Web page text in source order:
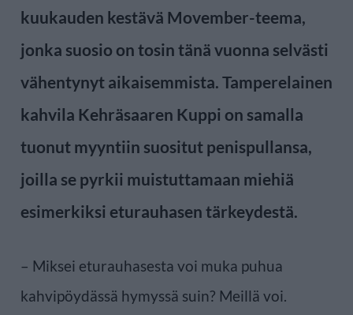
kuukauden kestävä Movember-teema,
jonka suosio on tosin tänä vuonna selvästi
vähentynyt aikaisemmista. Tamperelainen
kahvila Kehräsaaren Kuppi on samalla
tuonut myyntiin suositut penispullansa,
joilla se pyrkii muistuttamaan miehiä
esimerkiksi eturauhasen tärkeydestä.
– Miksei eturauhasesta voi muka puhua
kahvipöydässä hymyssä suin? Meillä voi.